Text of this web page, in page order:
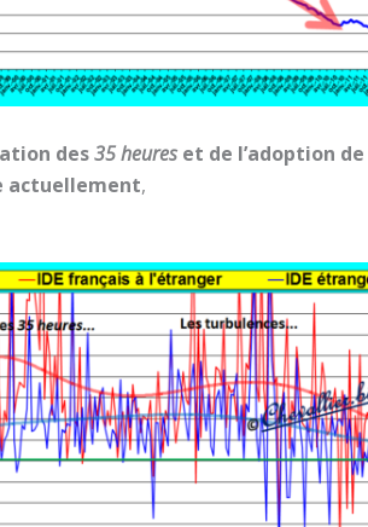
des35 heures et de l’adoption
actuellement,